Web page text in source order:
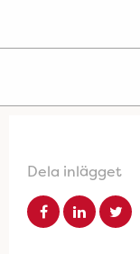
Dela inlägget